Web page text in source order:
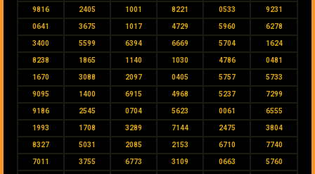
9816 2405 1001 8221 0533 9231
0641 3675 1017 4729 5960 6278
3400 5599 6394 6669 5704 1624
8238 1865 1140 1030 4786 0481
1670 3088 2097 0405 5757 5733
9095 1400 6915 4968 5237 7299
9186 2545 0704 5623 0061 6555
1993 1708 3289 7144 2475 3804
8327 5031 2085 2153 6710 7740
7011 3755 6773 3109 0663 5760